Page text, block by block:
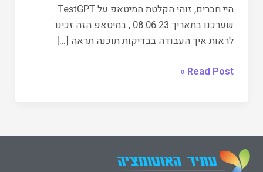
היי חברים, זוהי הקלטת המיטאפ על TestGPT
שערכנו בתאריך 08.06.23 , במיטאפ הזה זכינו
לראות איך העבודה בבדיקות תוכנה תראה […]
Read Post »